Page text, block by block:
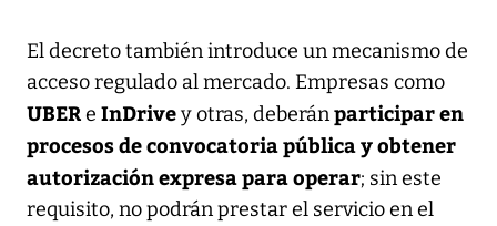
El decreto también introduce un mecanismo de
acceso regulado al mercado. Empresas como
UBERe InDrivey otras, deberánparticipar en
procesos de convocatoria pública y obtener
autorización expresa para operar; sin este
requisito, no podrán prestar el servicio en el